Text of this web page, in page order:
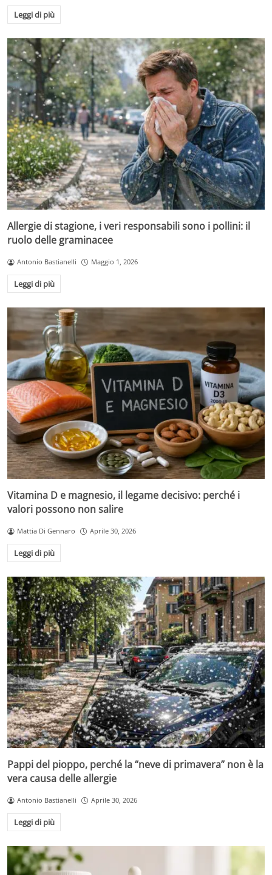
Leggi di più
Allergie di stagione, i veri responsabili sono i pollini: il
ruolo delle graminacee
Antonio Bastianelli Maggio 1, 2026
Leggi di più
Vitamina D e magnesio, il legame decisivo: perché i
valori possono non salire
Mattia Di Gennaro Aprile 30, 2026
Leggi di più
Pappi del pioppo, perché la “neve di primavera” non è la
vera causa delle allergie
Antonio Bastianelli Aprile 30, 2026
Leggi di più